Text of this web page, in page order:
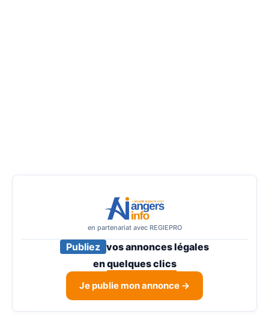
en partenariat avec REGIEPRO
Publiez vos annonces légales
enquelques clics
Je publie mon annonce →